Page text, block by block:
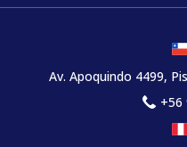
Av. Apoquindo 4499,
+56